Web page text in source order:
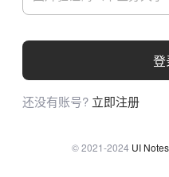
登
还没有账号? 立即注册
© 2021-2024 UI Notes